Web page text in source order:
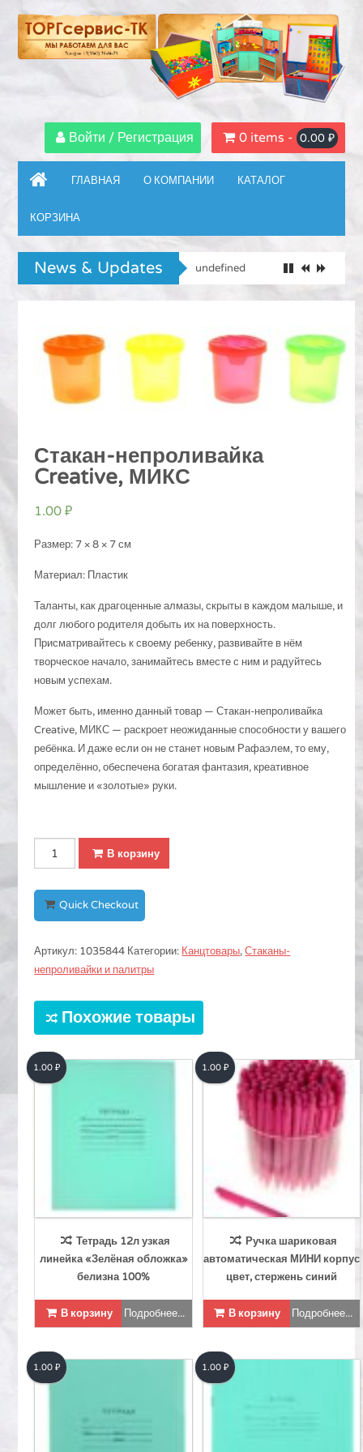
Войти / Регистрация 0 items - 0.00 ₽
ГЛАВНАЯ О КОМПАНИИ КАТАЛОГ
КОРЗИНА
News & Updates undefined
Стакан-непроливайка
Creative, МИКС
1.00₽
Размер: 7 × 8 × 7 см
Материал: Пластик
Таланты, как драгоценные алмазы, скрыты в каждом малыше, и
долг любого родителя добыть их на поверхность.
Присматривайтесь к своему ребенку, развивайте в нём
творческое начало, занимайтесь вместе с ним и радуйтесь
новым успехам.
Может быть, именно данный товар — Стакан-непроливайка
Creative, МИКС — раскроет неожиданные способности у вашего
ребёнка. И даже если он не станет новым Рафаэлем, то ему,
определённо, обеспечена богатая фантазия, креативное
мышление и «золотые» руки.
Creative,
МИКС
В корзину
Quick Checkout
Артикул: 1035844 Категории: Канцтовары,Стаканы-
непроливайки и палитры
Похожие товары
Тетрадь 12л узкая
линейка «Зелёная обложка»
белизна 100%
1.00₽
В корзину Подробнее...
Ручка шариковая
автоматическая МИНИ корпус
цвет, стержень синий
1.00 ₽
В корзину Подробнее...
1.00₽ 1.00 ₽